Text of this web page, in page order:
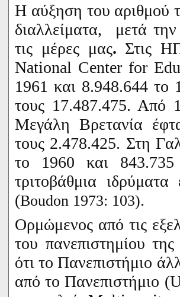
Η αύξηση του αριθμού
διαλλείματα, μετά
τις μέρες μας. Στις
National Center for
1961 και 8.948.644 το
τους 17.487.475. Από
Μεγάλη Βρετανία
τους 2.478.425. Στη
το 1960 και 843.735
τριτοβάθμια
(Boudon 1973: 103).
Ορμώμενος από τις
του πανεπιστημίου
ότι το Πανεπιστήμιο
από το Πανεπιστήμιο (